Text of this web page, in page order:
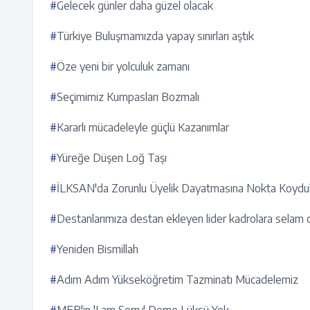
#Gelecek günler daha güzel olacak
#Türkiye Buluşmamızda yapay sınırları aştık
#Öze yeni bir yolculuk zamanı
#Seçimimiz Kumpasları Bozmalı
#Kararlı mücadeleyle güçlü Kazanımlar
#Yüreğe Düşen Loğ Taşı
#İLKSAN'da Zorunlu Üyelik Dayatmasına Nokta
#Destanlarımıza destan ekleyen lider kadrolara selam
#Yeniden Bismillah
#Adım Adım Yükseköğretim Tazminatı Mücadelemiz